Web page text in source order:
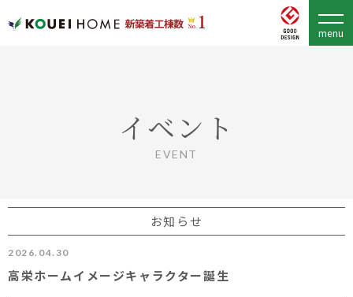
イベント
EVENT
お知らせ
2026.04.30
高栄ホームイメージキャラクター誕生